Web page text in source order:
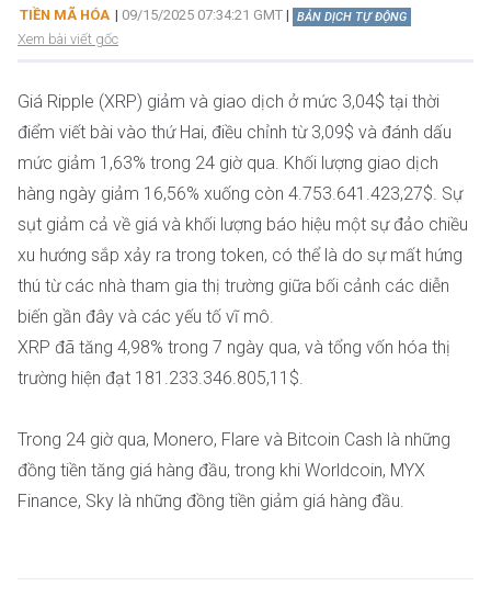
TIỀN MÃ HÓA | 09/15/2025 07:34:21 GMT | BẢN DỊCH TỰ ĐỘNG
Xem bài viết gốc
Giá Ripple (XRP) giảm và giao dịch ở mức 3,04$ tại thời
điểm viết bài vào thứ Hai, điều chỉnh từ 3,09$ và đánh dấu
mức giảm 1,63% trong 24 giờ qua. Khối lượng giao dịch
hàng ngày giảm 16,56% xuống còn 4.753.641.423,27$. Sự
sụt giảm cả về giá và khối lượng báo hiệu một sự đảo chiều
xu hướng sắp xảy ra trong token, có thể là do sự mất hứng
thú từ các nhà tham gia thị trường giữa bối cảnh các diễn
biến gần đây và các yếu tố vĩ mô.
XRP đã tăng 4,98% trong 7 ngày qua, và tổng vốn hóa thị
trường hiện đạt 181.233.346.805,11$.
Trong 24 giờ qua, Monero, Flare và Bitcoin Cash là những
đồng tiền tăng giá hàng đầu, trong khi Worldcoin, MYX
Finance, Sky là những đồng tiền giảm giá hàng đầu.